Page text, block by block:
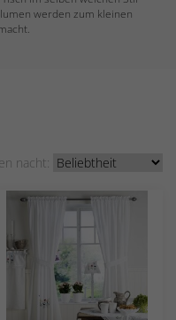
werden zum kleinen
nacht: